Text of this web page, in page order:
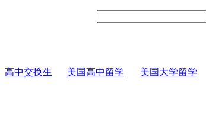
高中交换生 美国高中留学 美国大学留学